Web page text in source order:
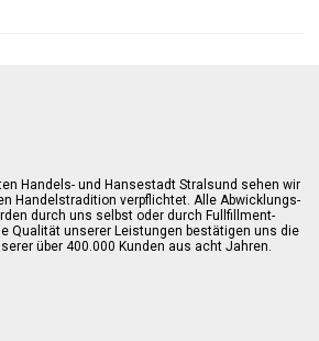
Handels- und Hansestadt Stralsund sehen wir
Handelstradition verpflichtet. Alle Abwicklungs-
durch uns selbst oder durch Fullfillment-
Qualität unserer Leistungen bestätigen uns die
über 400.000 Kunden aus acht Jahren.